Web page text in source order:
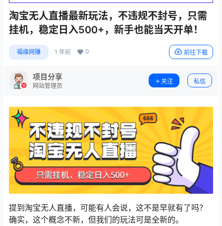
淘宝无人直播最新玩法，不违规不封号，只需
挂机，稳定日入500+，新手也能当天开单！
福缘网赚 1 年前 0 前往下载
项目分享
网站管理员
关注 私信
提到淘宝无人直播，可能有人会说，这不是早就有了吗？
确实，这个概念不新，但我们的玩法可是全新的。